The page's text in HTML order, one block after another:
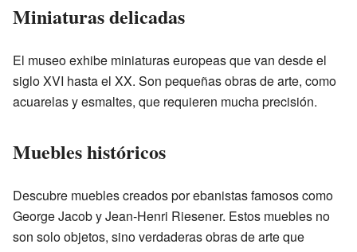
Miniaturas delicadas
El museo exhibe miniaturas europeas que van desde el
siglo XVI hasta el XX. Son pequeñas obras de arte, como
acuarelas y esmaltes, que requieren mucha precisión.
Muebles históricos
Descubre muebles creados por ebanistas famosos como
George Jacob y Jean-Henri Riesener. Estos muebles no
son solo objetos, sino verdaderas obras de arte que